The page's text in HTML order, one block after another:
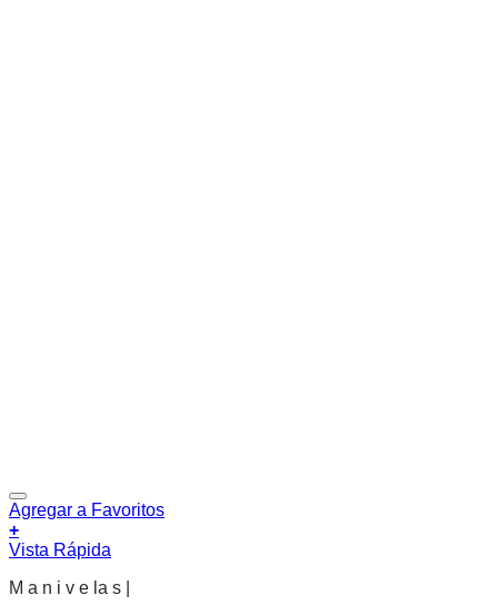
Agregar a Favoritos
+
Vista Rápida
M a n i v e la s |